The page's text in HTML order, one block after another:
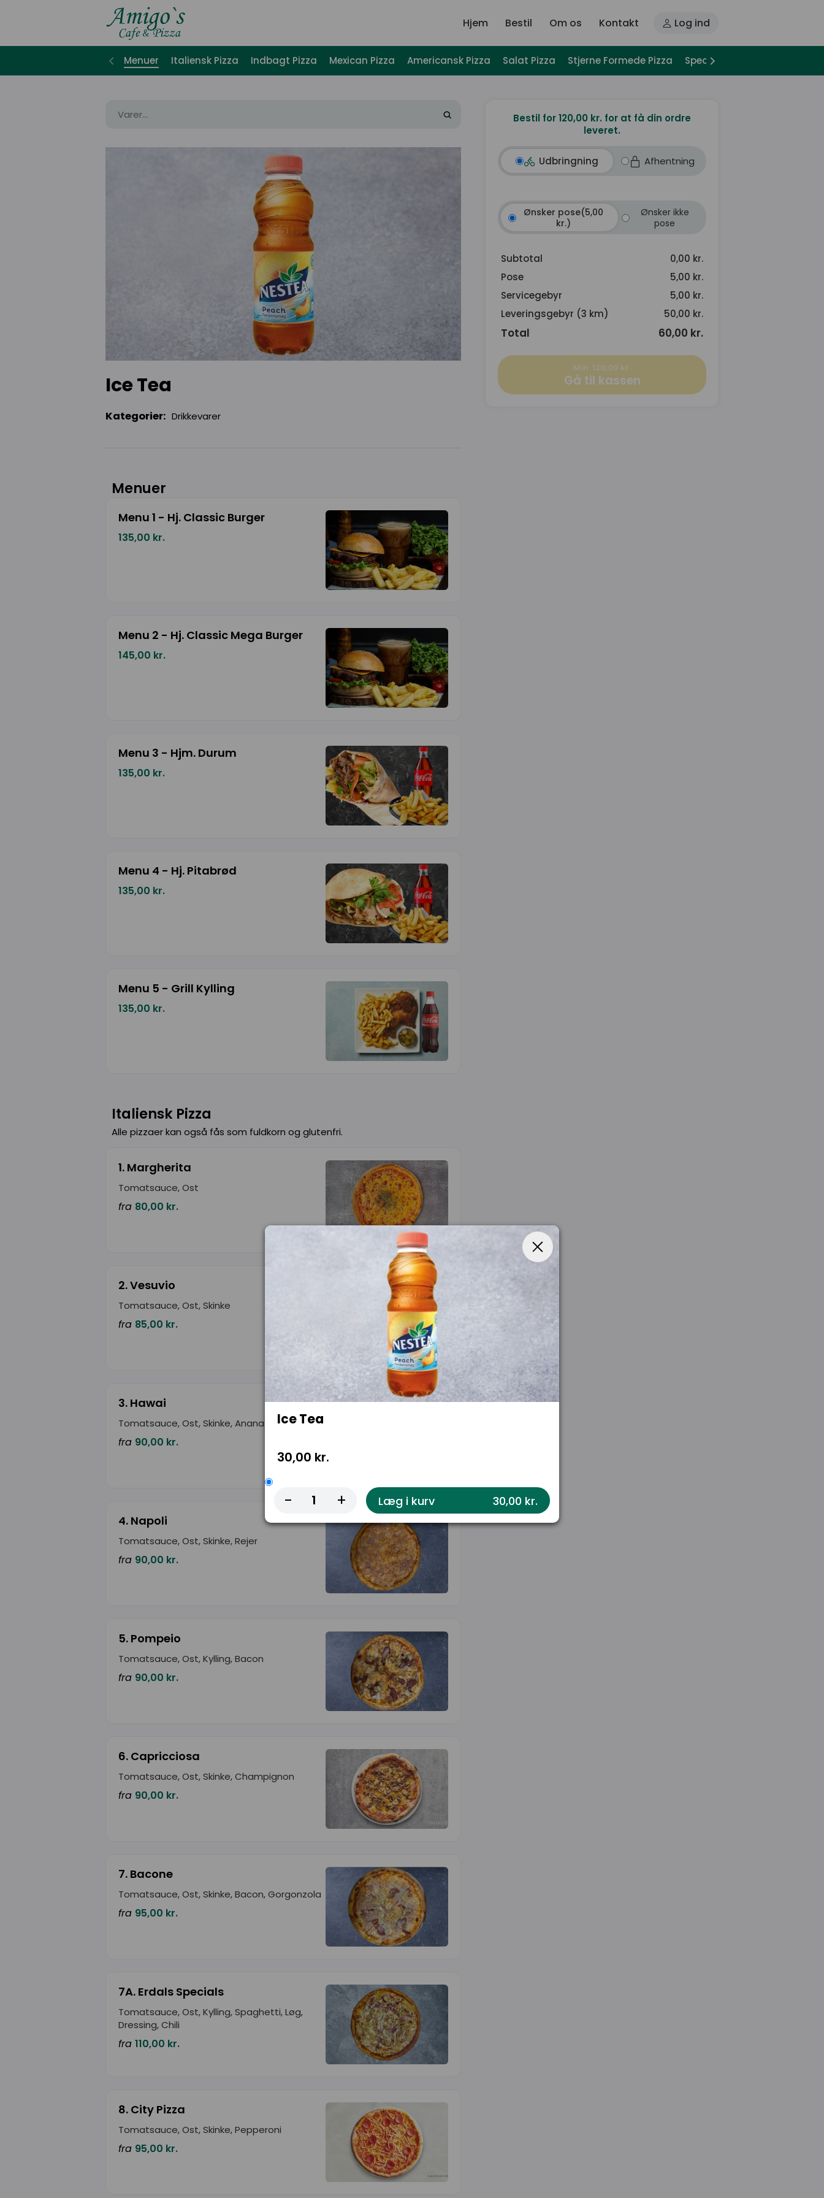
Hjem Bestil Om os Kontakt Log ind
Menuer Italiensk Pizza Indbagt Pizza Mexican Pizza Americansk Pizza Salat Pizza Stjerne Formede Pizza Special Pizza
Ice Tea
Kategorier: Drikkevarer
Menuer
Menu 1 - Hj. Classic Burger
135,00 kr.
Menu 2 - Hj. Classic Mega Burger
145,00 kr.
Menu 3 - Hjm. Durum
135,00 kr.
Menu 4 - Hj. Pitabrød
135,00 kr.
Menu 5 - Grill Kylling
135,00 kr.
Italiensk Pizza
Alle pizzaer kan også fås som fuldkorn og glutenfri.
1. Margherita
Tomatsauce, Ost
fra 80,00 kr.
2. Vesuvio
Tomatsauce, Ost, Skinke
fra 85,00 kr.
3. Hawai
Tomatsauce, Ost, Skinke, Ananas
fra 90,00 kr.
4. Napoli
Tomatsauce, Ost, Skinke, Rejer
fra 90,00 kr.
5. Pompeio
Tomatsauce, Ost, Kylling, Bacon
fra 90,00 kr.
6. Capricciosa
Tomatsauce, Ost, Skinke, Champignon
fra 90,00 kr.
7. Bacone
Tomatsauce, Ost, Skinke, Bacon, Gorgonzola
fra 95,00 kr.
7A. Erdals Specials
Tomatsauce, Ost, Kylling, Spaghetti, Løg,
Dressing, Chili
fra 110,00 kr.
8. City Pizza
Tomatsauce, Ost, Skinke, Pepperoni
fra 95,00 kr.
Bestil for 120,00 kr. for at få din ordre
leveret.
Udbringning Afhentning
Ønsker pose(5,00
kr.)
Ønsker ikke
pose
Subtotal
0,00 kr.
Pose
5,00 kr.
Servicegebyr
5,00 kr.
Leveringsgebyr (3 km)
50,00 kr.
Total 60,00 kr.
Min. 120,00 kr.
Gå til kassen
Ice Tea
30,00 kr.
- + Læg i kurv 30,00 kr.